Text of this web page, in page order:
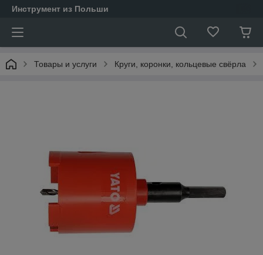
Инструмент из Польши
Товары и услуги Круги, коронки, кольцевые свёрла